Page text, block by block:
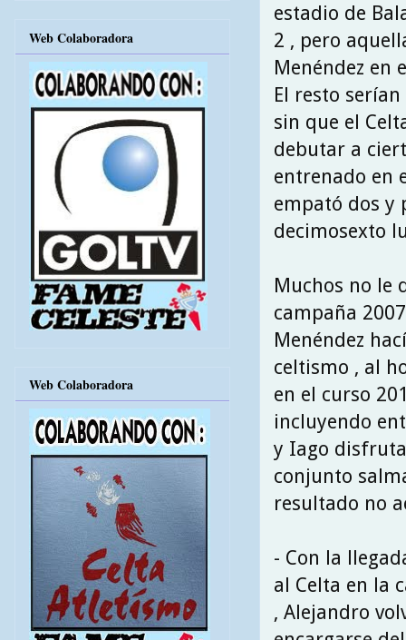
estadio de
2 , pero
Menéndez en
El resto
sin que el
debutar a
entrenado en
empató dos y
decimosexto
Muchos no le
campaña
Menéndez
celtismo , al
en el curso
incluyendo
y Iago
conjunto
resultado no
- Con la
al Celta en la
, Alejandro
Web Colaboradora
Web Colaboradora